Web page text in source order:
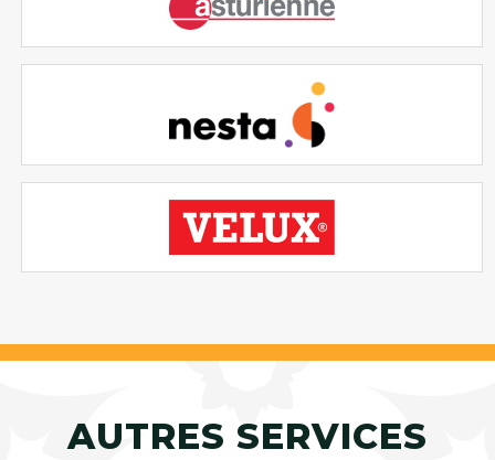
AUTRES SERVICES